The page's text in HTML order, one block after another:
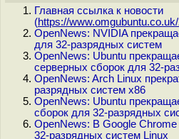
Главная ссылка к новости
(https://
OpenNews: NVIDIA
для 32-разрядных систем
OpenNews: Ubuntu
серверных сборок для 32-
OpenNews: Arch Linux
разрядных систем x86
OpenNews: Ubuntu
сборок для 32-разрядных
OpenNews: В Google
32-разрядных систем Linux